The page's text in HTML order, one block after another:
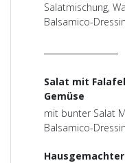
Salatmischung,
Balsamico-
Salat mit
Gemüse
mit bunter Salat
Balsamico-